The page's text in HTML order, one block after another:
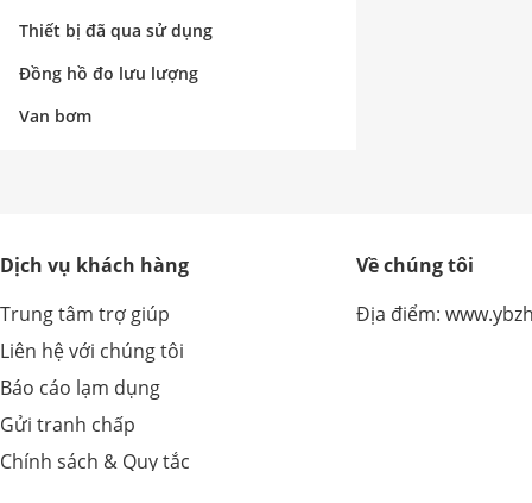
nghiệp
Thiết bị đã qua sử dụng
Đồng hồ đo lưu lượng
Van bơm
Dịch vụ khách hàng
Trung tâm trợ giúp
Liên hệ với chúng tôi
Báo cáo lạm dụng
Gửi tranh chấp
Chính sách & Quy tắc
Về chúng tôi
Địa điểm: